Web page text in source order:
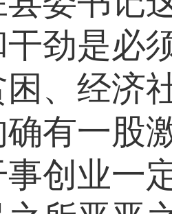
劲是必
困、经济
有一股
创业一